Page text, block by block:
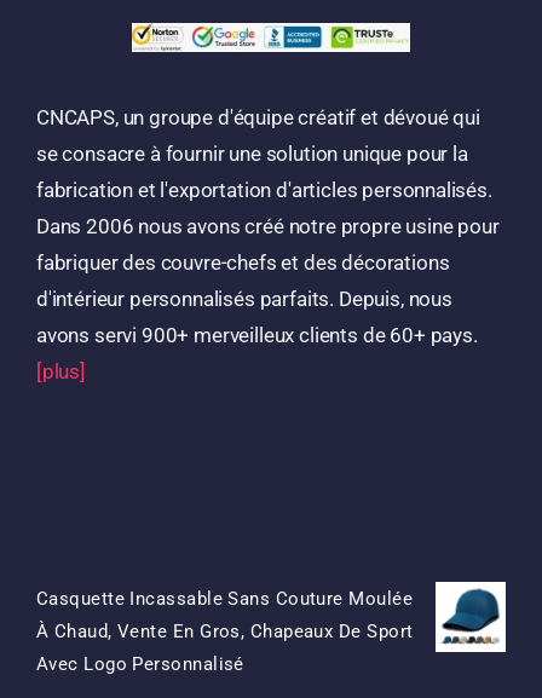
CNCAPS, un groupe d'équipe créatif et dévoué qui
se consacre à fournir une solution unique pour la
fabrication et l'exportation d'articles personnalisés.
Dans 2006 nous avons créé notre propre usine pour
fabriquer des couvre-chefs et des décorations
d'intérieur personnalisés parfaits. Depuis, nous
avons servi 900+ merveilleux clients de 60+ pays.
[plus]
Casquette Incassable Sans Couture Moulée
À Chaud, Vente En Gros, Chapeaux De Sport
Avec Logo PersonnaliséLe
Le